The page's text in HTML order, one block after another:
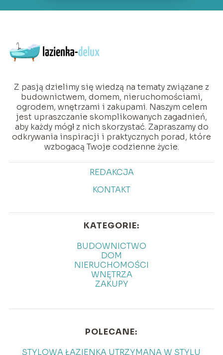
Z pasją dzielimy się wiedzą na tematy związane z
budownictwem, domem, nieruchomościami,
ogrodem, wnętrzami i zakupami. Naszym celem
jest upraszczanie skomplikowanych zagadnień,
aby każdy mógł z nich skorzystać. Zapraszamy do
odkrywania inspiracji i praktycznych porad, które
wzbogacą Twoje codzienne życie.
REDAKCJA
KONTAKT
KATEGORIE:
BUDOWNICTWO
DOM
NIERUCHOMOŚCI
WNĘTRZA
ZAKUPY
POLECANE:
STYLOWA ŁAZIENKA UTRZYMANA W STYLU